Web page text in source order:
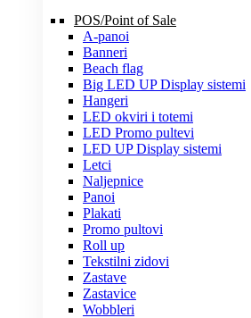
POS/Point of Sale
A-panoi
Banneri
Beach flag
Big LED UP Display sistemi
Hangeri
LED okviri i totemi
LED Promo pultevi
LED UP Display sistemi
Letci
Naljepnice
Panoi
Plakati
Promo pultovi
Roll up
Tekstilni zidovi
Zastave
Zastavice
Wobbleri